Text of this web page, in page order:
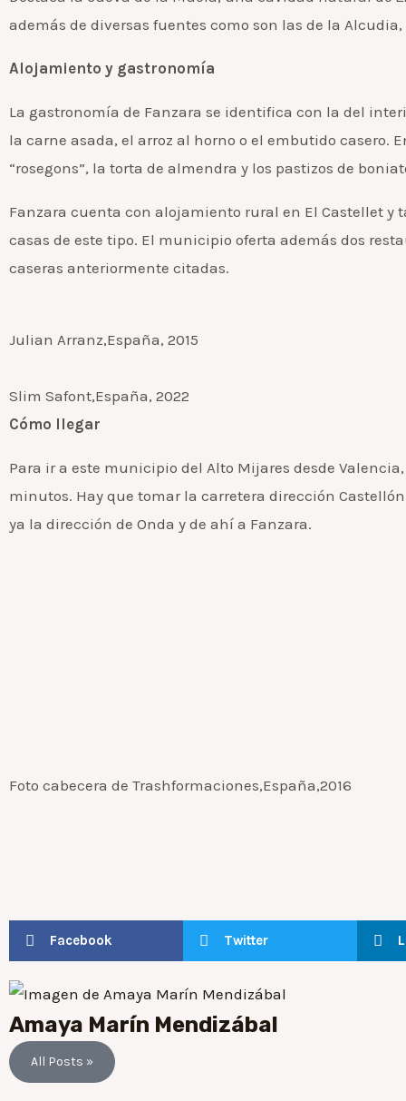
además de diversas fuentes como son las de la
Alojamiento y gastronomía
La gastronomía de Fanzara se identifica con la del
la carne asada, el arroz al horno o el embutido casero.
“rosegons”, la torta de almendra y los pastizos de
Fanzara cuenta con alojamiento rural en El Castellet y
casas de este tipo. El municipio oferta además dos
caseras anteriormente citadas.
Julian Arranz,España, 2015
Slim Safont,España, 2022
Cómo llegar
Para ir a este municipio del Alto Mijares desde
minutos. Hay que tomar la carretera dirección
ya la dirección de Onda y de ahí a Fanzara.
Foto cabecera de Trashformaciones,España,2016
Facebook Twitter
Amaya Marín Mendizábal
All Posts »